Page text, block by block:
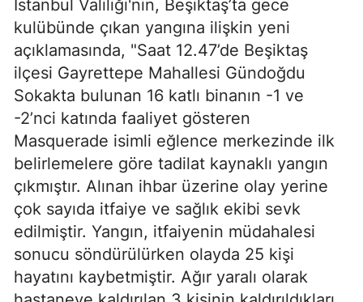
İstanbul Valiliği'nin, Beşiktaş’ta gece
kulübünde çıkan yangına ilişkin yeni
açıklamasında, "Saat 12.47’de Beşiktaş
ilçesi Gayrettepe Mahallesi Gündoğdu
Sokakta bulunan 16 katlı binanın -1 ve
-2’nci katında faaliyet gösteren
Masquerade isimli eğlence merkezinde ilk
belirlemelere göre tadilat kaynaklı yangın
çıkmıştır. Alınan ihbar üzerine olay yerine
çok sayıda itfaiye ve sağlık ekibi sevk
edilmiştir. Yangın, itfaiyenin müdahalesi
sonucu söndürülürken olayda 25 kişi
hayatını kaybetmiştir. Ağır yaralı olarak